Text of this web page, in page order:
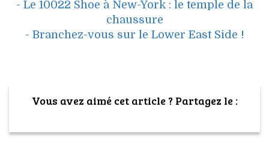
- Le 10022 Shoe à New-York : le temple de la
chaussure
- Branchez-vous sur le Lower East Side !
Vous avez aimé cet article ? Partagez le :